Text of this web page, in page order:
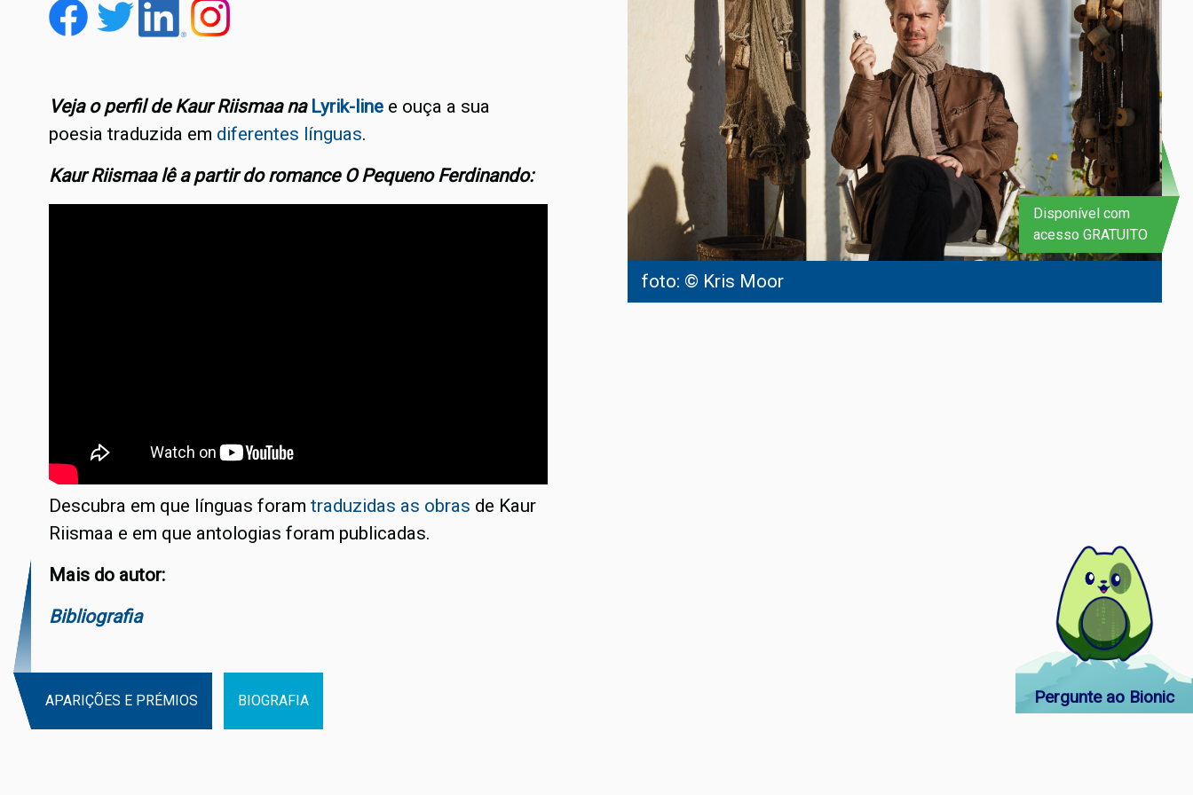
Veja o perfil de Kaur Riismaa na Lyrik-line e ouça a sua
poesia traduzida em diferentes línguas.
Kaur Riismaa lê a partir do romance O Pequeno Ferdinando:
Descubra em que línguas foram traduzidas as obras de Kaur
Riismaa e em que antologias foram publicadas.
Mais do autor:
Bibliografia
APARIÇÕES E PRÉMIOS BIOGRAFIA
foto: © Kris Moor
Disponível com
acesso GRATUITO
Pergunte ao Bionic